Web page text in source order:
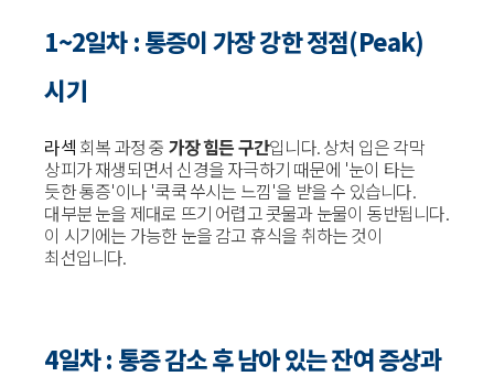
1~2일차 : 통증이 가장 강한 정점(Peak)
시기
라섹 회복 과정 중 가장 힘든 구간입니다. 상처 입은 각막
상피가 재생되면서 신경을 자극하기 때문에 '눈이 타는
듯한 통증'이나 '쿡쿡 쑤시는 느낌'을 받을 수 있습니다.
대부분 눈을 제대로 뜨기 어렵고 콧물과 눈물이 동반됩니다.
이 시기에는 가능한 눈을 감고 휴식을 취하는 것이
최선입니다.
4일차 : 통증 감소 후 남아 있는 잔여 증상과